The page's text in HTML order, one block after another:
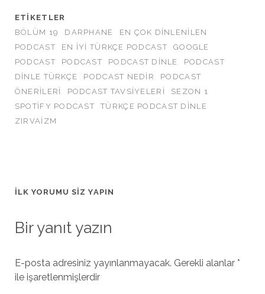
ETIKETLER
BÖLÜM 19
DARPHANE
EN ÇOK DINLENILEN
PODCAST
EN IYI TÜRKÇE PODCAST
GOOGLE
PODCAST
PODCAST PODCAST DINLE
PODCAST
DINLE TÜRKÇE
PODCAST NEDIR
PODCAST
ÖNERILERI
PODCAST TAVSIYELERI
SEZON 1
SPOTIFY PODCAST
TÜRKÇE PODCAST DINLE
ZIRVAIZM
İLK YORUMU SIZ YAPIN
Bir yanıt yazın
E-posta adresiniz yayınlanmayacak. Gerekli alanlar *
ile işaretlenmişlerdir